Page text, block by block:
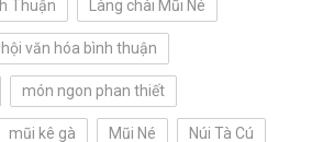
Thuận Làng chài Mũi Né
hội văn hóa bình thuận
món ngon phan thiết
mũi kê gà Mũi Né Núi Tà Cú